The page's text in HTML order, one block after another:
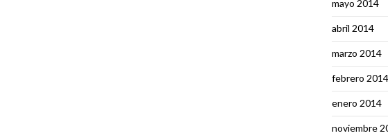
mayo 2014
abril 2014
marzo 2014
febrero 2014
enero 2014
noviembre